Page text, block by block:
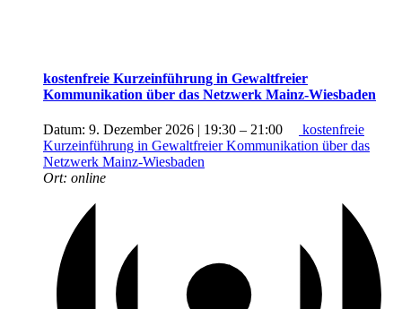
kostenfreie Kurzeinführung in Gewaltfreier
Kommunikation über das Netzwerk Mainz-Wiesbaden
Datum: 9. Dezember 2026 | 19:30 – 21:00
kostenfreie
Kurzeinführung in Gewaltfreier Kommunikation über das
Netzwerk Mainz-Wiesbaden
Ort: online